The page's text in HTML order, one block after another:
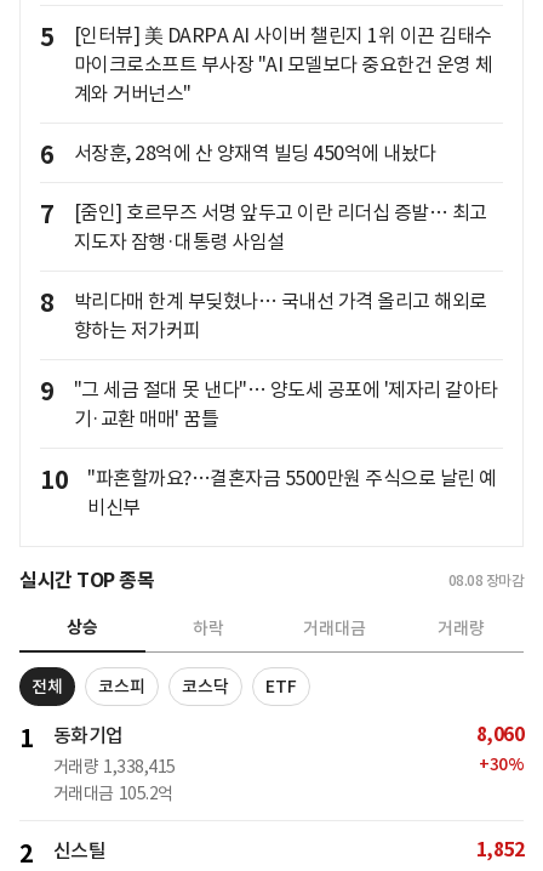
5
[인터뷰] 美 DARPA AI 사이버 챌린지 1위 이끈 김태수
마이크로소프트 부사장 "AI 모델보다 중요한건 운영 체
계와 거버넌스"
6 서장훈, 28억에 산 양재역 빌딩 450억에 내놨다
7
[줌인] 호르무즈 서명 앞두고 이란 리더십 증발… 최고
지도자 잠행·대통령 사임설
8
박리다매 한계 부딪혔나… 국내선 가격 올리고 해외로
향하는 저가커피
9
"그 세금 절대 못 낸다"… 양도세 공포에 '제자리 갈아타
기·교환 매매' 꿈틀
10
"파혼할까요?…결혼자금 5500만원 주식으로 날린 예
비신부
실시간 TOP 종목 08.08 장마감
상승 하락 거래대금 거래량
전체 코스피 코스닥 ETF
1 동화기업
거래량 1,338,415
거래대금 105.2억
8,060
+30%
2 신스틸 1,852